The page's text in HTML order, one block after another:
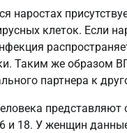
наростах
клеток. Если
Таким же образом
партнера к
представляют
и 18. У женщин